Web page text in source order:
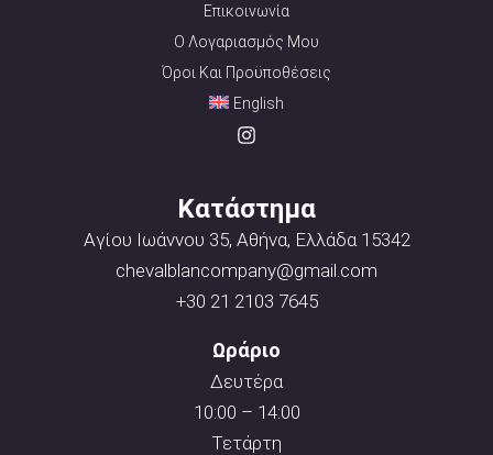
Επικοινωνία
Ο Λογαριασμός Μου
Όροι Και Προϋποθέσεις
English
Κατάστημα
Αγίου Ιωάννου 35, Αθήνα, Ελλάδα 15342
chevalblancompany@gmail.com
+30 21 2103 7645
Ωράριο
Δευτέρα
10:00 – 14:00
Τετάρτη